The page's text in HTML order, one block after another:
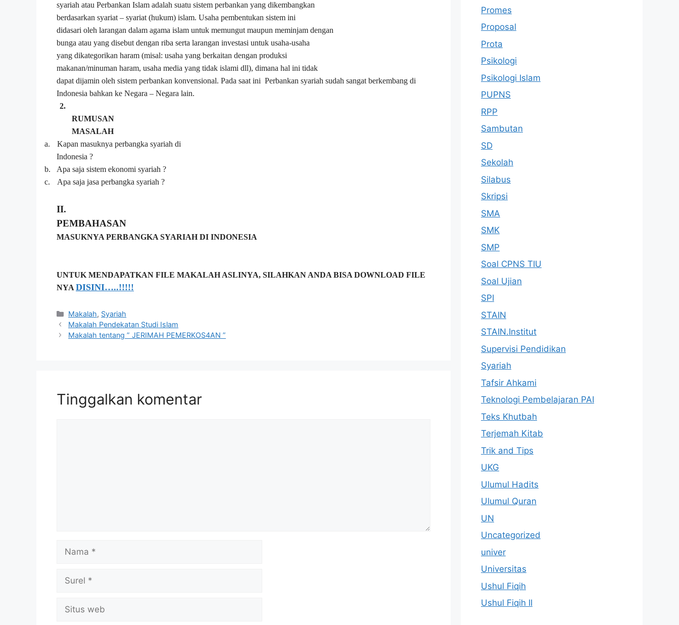
syariah atau Perbankan Islam adalah suatu sistem perbankan yang dikembangkan
berdasarkan syariat – syariat (hukum) islam. Usaha pembentukan sistem ini
didasari oleh larangan dalam agama islam untuk memungut maupun meminjam dengan
bunga atau yang disebut dengan riba serta larangan investasi untuk usaha-usaha
yang dikategorikan haram (misal: usaha yang berkaitan dengan produksi
makanan/minuman haram, usaha media yang tidak islami dll), dimana hal ini tidak
dapat dijamin oleh sistem perbankan konvensional. Pada saat ini Perbankan syariah sudah sangat berkembang di
Indonesia bahkan ke Negara – Negara lain.
2.
RUMUSAN
MASALAH
a.
Kapan masuknya perbangka syariah di
Indonesia ?
b.
Apa saja sistem ekonomi syariah ?
c.
Apa saja jasa perbangka syariah ?
II.
PEMBAHASAN
MASUKNYA PERBANGKA SYARIAH DI INDONESIA
UNTUK MENDAPATKAN FILE MAKALAH ASLINYA, SILAHKAN ANDA BISA DOWNLOAD FILE
NYA DISINI…..!!!!!
Kategori
Makalah, Syariah
Makalah Pendekatan Studi Islam
Makalah tentang ” JERIMAH PEMERKOS4AN ”
Tinggalkan komentar
Nama
Surel
Situs
web
Promes
Proposal
Prota
Psikologi
Psikologi Islam
PUPNS
RPP
Sambutan
SD
Sekolah
Silabus
Skripsi
SMA
SMK
SMP
Soal CPNS TIU
Soal Ujian
SPI
STAIN
STAIN.Institut
Supervisi Pendidikan
Syariah
Tafsir Ahkami
Teknologi Pembelajaran PAI
Teks Khutbah
Terjemah Kitab
Trik and Tips
UKG
Ulumul Hadits
Ulumul Quran
UN
Uncategorized
univer
Universitas
Ushul Fiqih
Ushul Fiqih II